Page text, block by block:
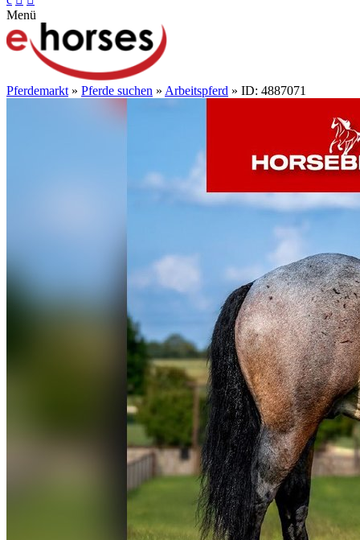
Menü
Pferdemarkt » Pferde suchen » Arbeitspferd » ID: 4887071